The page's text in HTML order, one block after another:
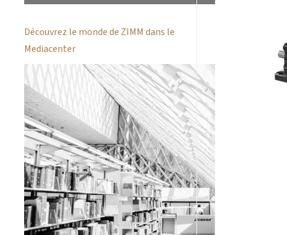
Découvrez le monde de ZIMM dans le
Mediacenter